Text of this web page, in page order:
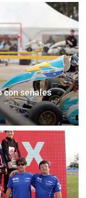
con señales